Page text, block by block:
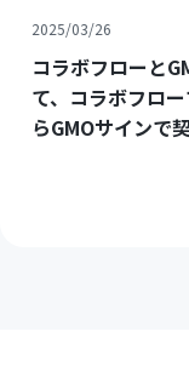
2025/03/26
コラボフローと
て、コラボフロ
らGMOサインで